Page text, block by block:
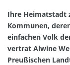
Ihre Heimatstadt
Kommunen,
einfachen Volk
vertrat Alwine
Preußischen